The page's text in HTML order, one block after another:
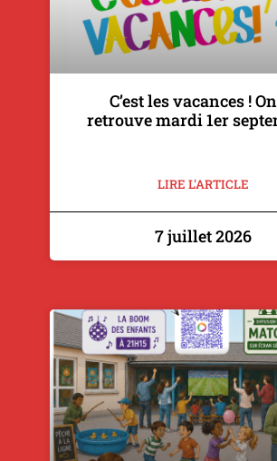
C’est les vacances !
retrouve mardi 1er
LIRE L'ARTICLE
7 juillet 2026